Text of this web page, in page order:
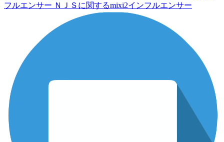
フルエンサー ＮＪＳに関するmixi2インフルエンサー